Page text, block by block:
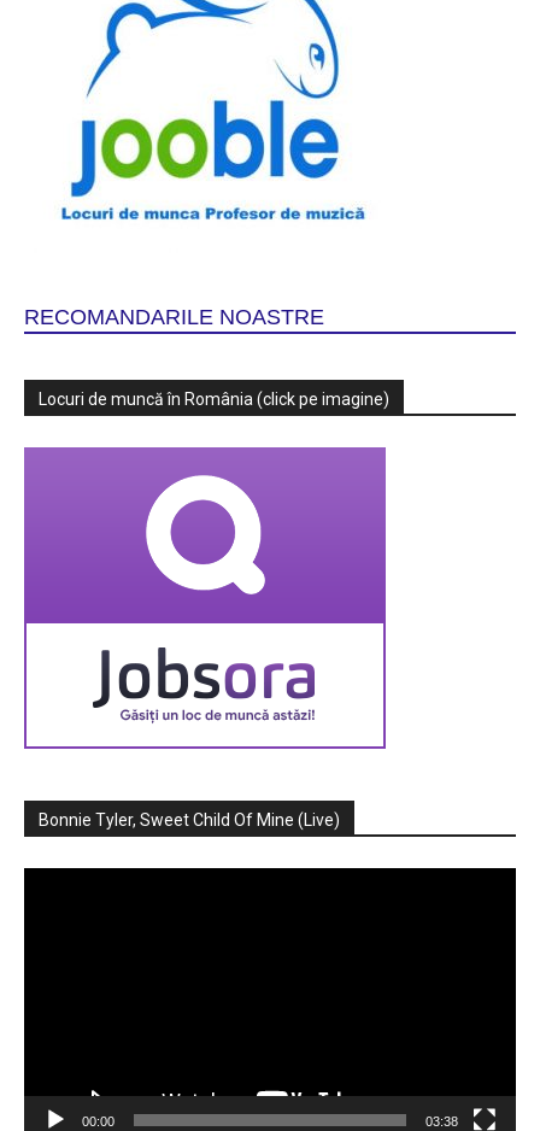
RECOMANDARILE NOASTRE
Locuri de muncă în România (click pe imagine)
Bonnie Tyler, Sweet Child Of Mine (Live)
00:00 03:38